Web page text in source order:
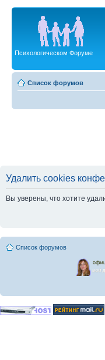
Психологическом Форуме
Список форумов
Удалить cookies
Вы уверены, что хотите
Список форумов